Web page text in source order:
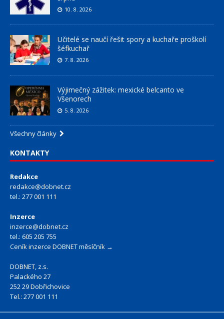
10. 8. 2026
Učitelé se naučí řešit spory a kuchaře proškolí
šéfkuchař
7. 8. 2026
Výjimečný zážitek: mexické belcanto ve
Všenorech
5. 8. 2026
Všechny články
KONTAKTY
Redakce
redakce@dobnet.cz
tel.: 277 001 111
Inzerce
inzerce@dobnet.cz
tel.: 605 205 755
Ceník inzerce DOBNET měsíčník →
DOBNET, z.s.
Palackého 27
252 29 Dobřichovice
Tel.: 277 001 111